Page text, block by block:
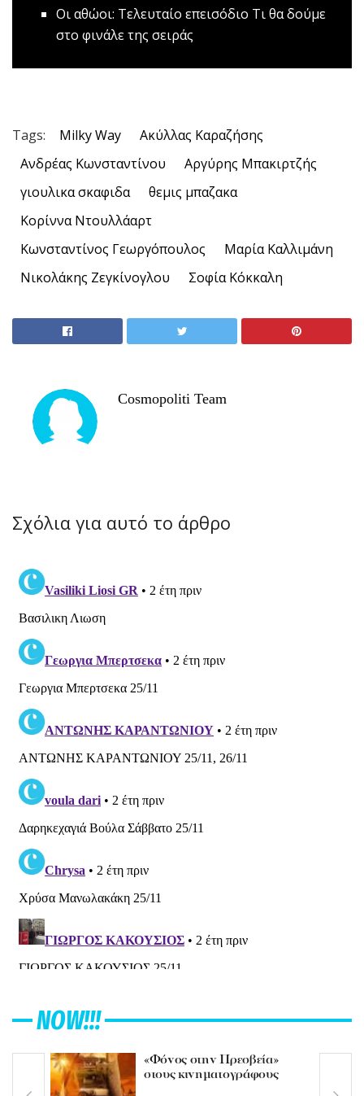
Οι αθώοι: Τελευταίο επεισόδιο Τι θα δούμε
στο φινάλε της σειράς
Tags: Milky Way
Ακύλλας Καραζήσης
Ανδρέας Κωνσταντίνου
Αργύρης Μπακιρτζής
γιουλικα σκαφιδα
θεμις μπαζακα
Κορίννα Ντουλλάαρτ
Κωνσταντίνος Γεωργόπουλος
Μαρία Καλλιμάνη
Νικολάκης Ζεγκίνογλου
Σοφία Κόκκαλη
Cosmopoliti Team
Σχόλια για αυτό το άρθρο
NOW!!!
«Φόνος στην Πρεσβεία»
στους κινηματογράφους